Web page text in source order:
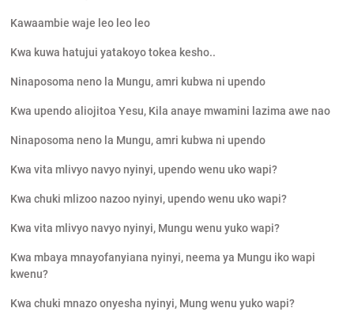
Kawaambie waje leo leo leo
Kwa kuwa hatujui yatakoyo tokea kesho..
Ninaposoma neno la Mungu, amri kubwa ni upendo
Kwa upendo aliojitoa Yesu, Kila anaye mwamini lazima awe nao
Ninaposoma neno la Mungu, amri kubwa ni upendo
Kwa vita mlivyo navyo nyinyi, upendo wenu uko wapi?
Kwa chuki mlizoo nazoo nyinyi, upendo wenu uko wapi?
Kwa vita mlivyo navyo nyinyi, Mungu wenu yuko wapi?
Kwa mbaya mnayofanyiana nyinyi, neema ya Mungu iko wapi
kwenu?
Kwa chuki mnazo onyesha nyinyi, Mung wenu yuko wapi?